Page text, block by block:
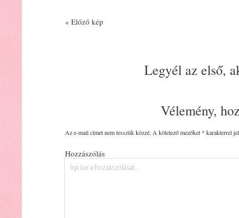
« Előző kép
Legyél az első,
Vélemény,
Az e-mail címet nem tesszük közzé. A kötelező mezőket * karakterrel
Hozzászólás